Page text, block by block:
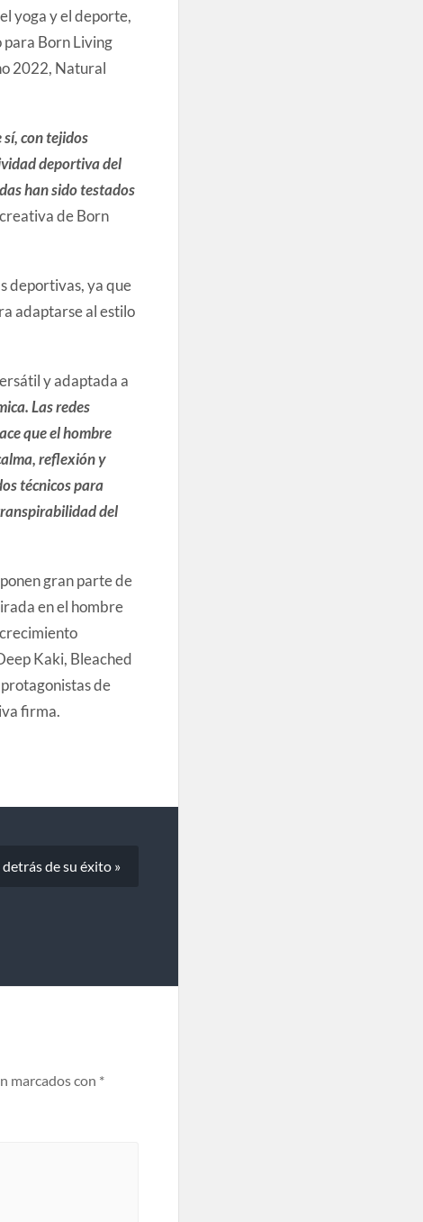
yoga y el deporte,
Born Living
2022, Natural
con tejidos
deportiva del
han sido testados
de Born
deportivas, ya que
adaptarse al estilo
y adaptada a
Las redes
que el hombre
reflexión y
técnicos para
del
gran parte de
en el hombre
Kaki, Bleached
de
firma.
de su éxito »
marcados con *